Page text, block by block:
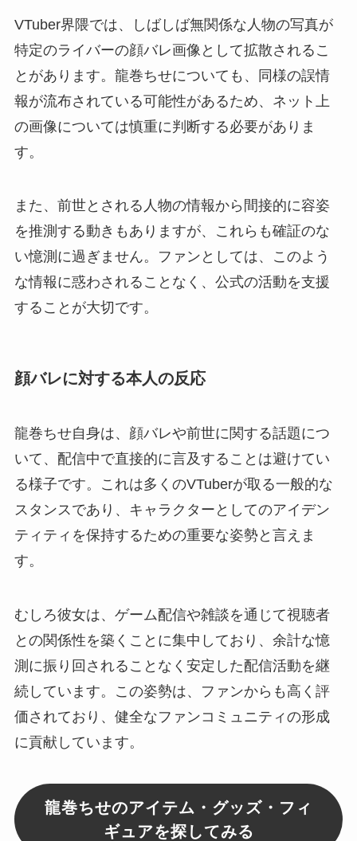
VTuber界隈では、しばしば無関係な人物の写真が
特定のライバーの顔バレ画像として拡散されるこ
とがあります。龍巻ちせについても、同様の誤情
報が流布されている可能性があるため、ネット上
の画像については慎重に判断する必要がありま
す。
また、前世とされる人物の情報から間接的に容姿
を推測する動きもありますが、これらも確証のな
い憶測に過ぎません。ファンとしては、このよう
な情報に惑わされることなく、公式の活動を支援
することが大切です。
顔バレに対する本人の反応
龍巻ちせ自身は、顔バレや前世に関する話題につ
いて、配信中で直接的に言及することは避けてい
る様子です。これは多くのVTuberが取る一般的な
スタンスであり、キャラクターとしてのアイデン
ティティを保持するための重要な姿勢と言えま
す。
むしろ彼女は、ゲーム配信や雑談を通じて視聴者
との関係性を築くことに集中しており、余計な憶
測に振り回されることなく安定した配信活動を継
続しています。この姿勢は、ファンからも高く評
価されており、健全なファンコミュニティの形成
に貢献しています。
龍巻ちせのアイテム・グッズ・フィ
ギュアを探してみる